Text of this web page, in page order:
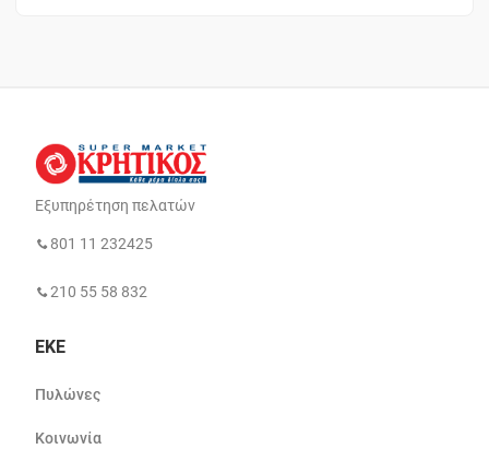
Εξυπηρέτηση πελατών
801 11 232425
210 55 58 832
ΕΚΕ
Πυλώνες
Κοινωνία